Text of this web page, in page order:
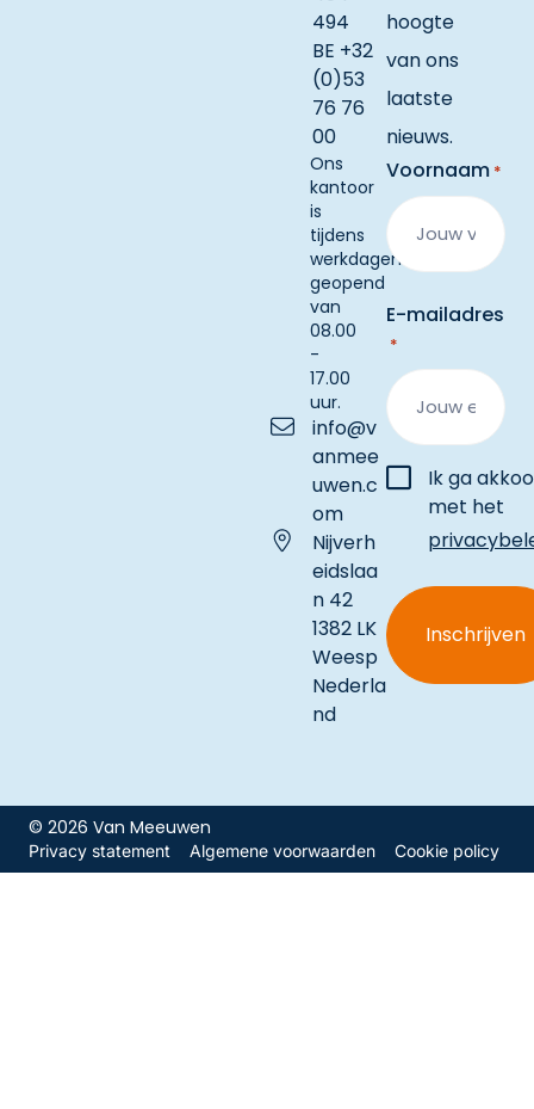
494
BE +32
(0)53
76 76
00
Ons
kantoor
is
tijdens
werkdagen
geopend
van
08.00
-
17.00
uur.
info@v
anmee
uwen.c
om
Nijverh
eidslaa
n 42
1382 LK
Weesp
Nederla
nd
hoogte
van ons
laatste
nieuws.
Voornaam *
E-mailadres
*
Instemming
Ik ga
met het
© 2026 Van Meeuwen
Privacy statement Algemene voorwaarden Cookie policy